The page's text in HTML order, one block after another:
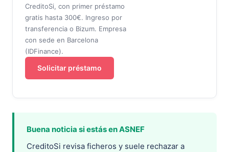
CreditoSi, con primer préstamo
gratis hasta 300€. Ingreso por
transferencia o Bizum. Empresa
con sede en Barcelona
(IDFinance).
Solicitar préstamo
Buena noticia si estás en ASNEF
CreditoSi revisa ficheros y suele rechazar a